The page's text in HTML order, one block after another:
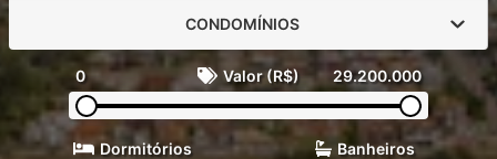
CONDOMÍNIOS
0 Valor (R$) 29.200.000
Dormitórios Banheiros